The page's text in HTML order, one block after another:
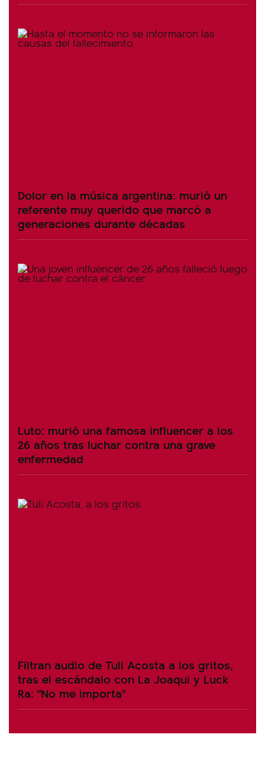
Dolor en la música argentina: murió un
referente muy querido que marcó a
generaciones durante décadas
Luto: murió una famosa influencer a los
26 años tras luchar contra una grave
enfermedad
Filtran audio de Tuli Acosta a los gritos,
tras el escándalo con La Joaqui y Luck
Ra: "No me importa"